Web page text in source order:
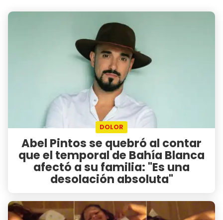
DOLOR
Abel Pintos se quebró al contar
que el temporal de Bahía Blanca
afectó a su familia: "Es una
desolación absoluta"